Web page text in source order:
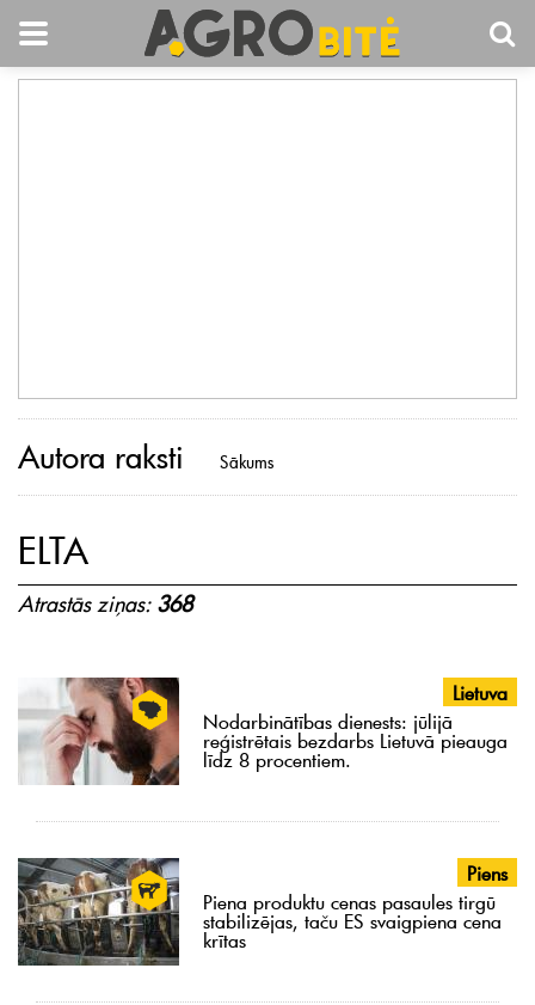
Autora raksti Sākums
ELTA
Atrastās ziņas: 368
Lietuva
Nodarbinātības dienests: jūlijā
reģistrētais bezdarbs Lietuvā pieauga
līdz 8 procentiem.
Piens
Piena produktu cenas pasaules tirgū
stabilizējas, taču ES svaigpiena cena
krītas